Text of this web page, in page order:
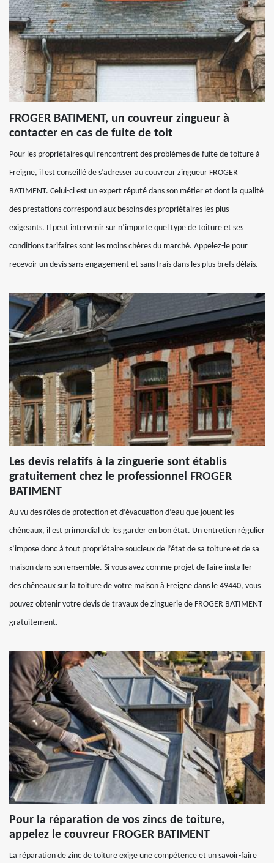
FROGER BATIMENT, un couvreur zingueur à
contacter en cas de fuite de toit
Pour les propriétaires qui rencontrent des problèmes de fuite de toiture à
Freigne, il est conseillé de s’adresser au couvreur zingueur FROGER
BATIMENT. Celui-ci est un expert réputé dans son métier et dont la qualité
des prestations correspond aux besoins des propriétaires les plus
exigeants. Il peut intervenir sur n’importe quel type de toiture et ses
conditions tarifaires sont les moins chères du marché. Appelez-le pour
recevoir un devis sans engagement et sans frais dans les plus brefs délais.
Les devis relatifs à la zinguerie sont établis
gratuitement chez le professionnel FROGER
BATIMENT
Au vu des rôles de protection et d’évacuation d’eau que jouent les
chêneaux, il est primordial de les garder en bon état. Un entretien régulier
s’impose donc à tout propriétaire soucieux de l’état de sa toiture et de sa
maison dans son ensemble. Si vous avez comme projet de faire installer
des chêneaux sur la toiture de votre maison à Freigne dans le 49440, vous
pouvez obtenir votre devis de travaux de zinguerie de FROGER BATIMENT
gratuitement.
Pour la réparation de vos zincs de toiture,
appelez le couvreur FROGER BATIMENT
La réparation de zinc de toiture exige une compétence et un savoir-faire